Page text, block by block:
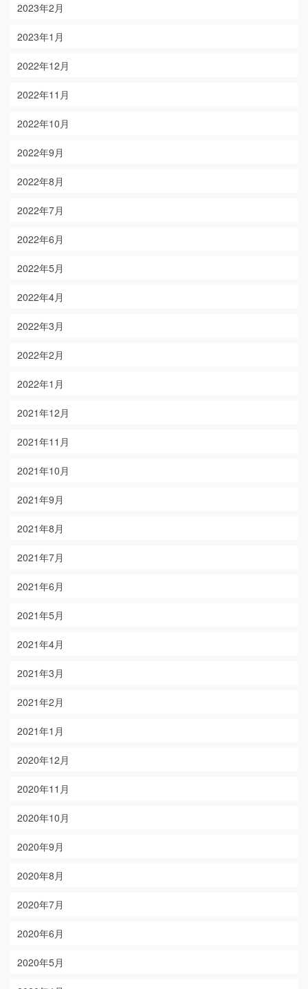
2023年2月
2023年1月
2022年12月
2022年11月
2022年10月
2022年9月
2022年8月
2022年7月
2022年6月
2022年5月
2022年4月
2022年3月
2022年2月
2022年1月
2021年12月
2021年11月
2021年10月
2021年9月
2021年8月
2021年7月
2021年6月
2021年5月
2021年4月
2021年3月
2021年2月
2021年1月
2020年12月
2020年11月
2020年10月
2020年9月
2020年8月
2020年7月
2020年6月
2020年5月